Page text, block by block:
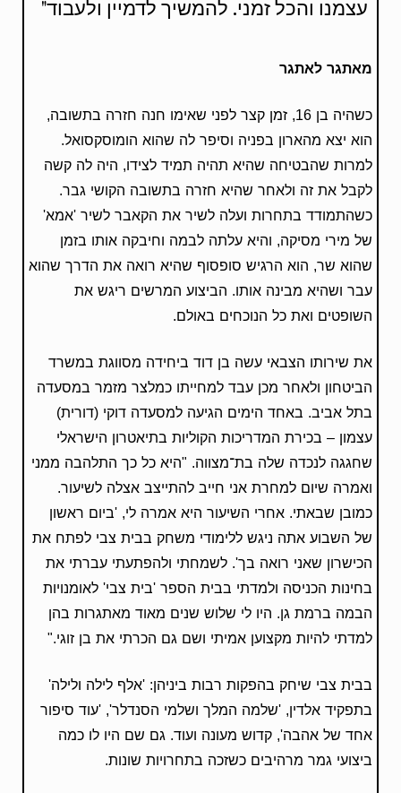
עצמנו והכל זמני. להמשיך לדמיין ולעבוד"
מאתגר לאתגר
כשהיה בן 16, זמן קצר לפני שאימו חנה חזרה בתשובה,
הוא יצא מהארון בפניה וסיפר לה שהוא הומוסקסואל.
למרות שהבטיחה שהיא תהיה תמיד לצידו, היה לה קשה
לקבל את זה ולאחר שהיא חזרה בתשובה הקושי גבר.
כשהתמודד בתחרות ועלה לשיר את הקאבר לשיר 'אמא'
של מירי מסיקה, והיא עלתה לבמה וחיבקה אותו בזמן
שהוא שר, הוא הרגיש סופסוף שהיא רואה את הדרך שהוא
עבר ושהיא מבינה אותו. הביצוע המרשים ריגש את
השופטים ואת כל הנוכחים באולם.
את שירותו הצבאי עשה בן דוד ביחידה מסווגת במשרד
הביטחון ולאחר מכן עבד למחייתו כמלצר מזמר במסעדה
בתל אביב. באחד הימים הגיעה למסעדה דוקי (דורית)
עצמון – בכירת המדריכות הקוליות בתיאטרון הישראלי
שחגגה לנכדה שלה בת־מצווה. "היא כל כך התלהבה ממני
ואמרה שיום למחרת אני חייב להתייצב אצלה לשיעור.
כמובן שבאתי. אחרי השיעור היא אמרה לי, 'ביום ראשון
של השבוע אתה ניגש ללימודי משחק בבית צבי לפתח את
הכישרון שאני רואה בך'. לשמחתי ולהפתעתי עברתי את
בחינות הכניסה ולמדתי בבית הספר 'בית צבי' לאומנויות
הבמה ברמת גן. היו לי שלוש שנים מאוד מאתגרות בהן
למדתי להיות מקצוען אמיתי ושם גם הכרתי את בן זוגי."
בבית צבי שיחק בהפקות רבות ביניהן: 'אלף לילה ולילה'
בתפקיד אלדין, 'שלמה המלך ושלמי הסנדלר', 'עוד סיפור
אחד של אהבה', קדוש מעונה ועוד. גם שם היו לו כמה
ביצועי גמר מרהיבים כשזכה בתחרויות שונות.